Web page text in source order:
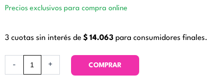
Precios exclusivos para compra online
3 cuotas sin interés de $ 14.063 para consumidores finales.
- + COMPRAR